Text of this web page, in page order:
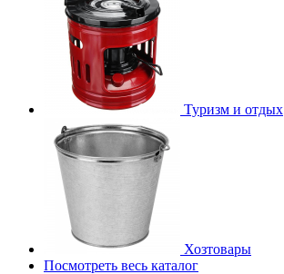
Туризм и отдых
Хозтовары
Посмотреть весь каталог